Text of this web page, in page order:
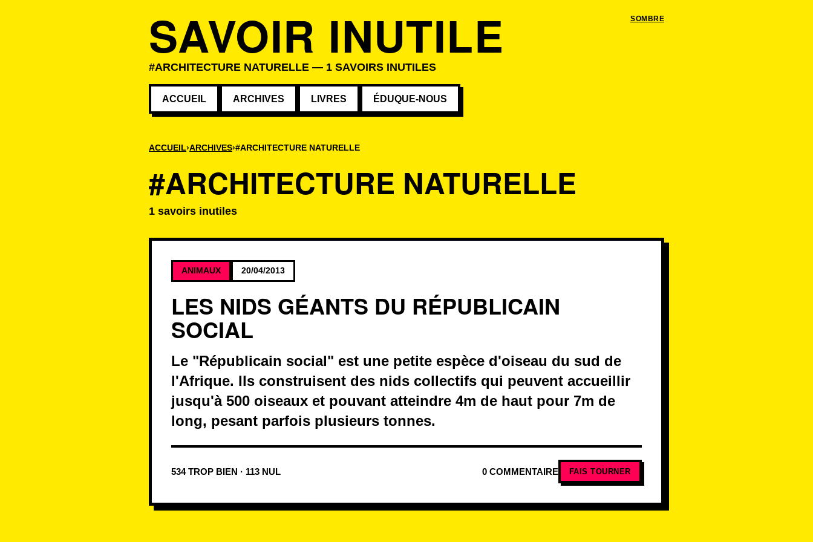
SOMBRE
SAVOIR INUTILE
#ARCHITECTURE NATURELLE — 1 SAVOIRS INUTILES
ACCUEIL ARCHIVES LIVRES ÉDUQUE-NOUS
ACCUEIL ARCHIVES #ARCHITECTURE NATURELLE
#ARCHITECTURE NATURELLE
1 savoirs inutiles
Savoirs associés au mot-clé
ANIMAUX 20/04/2013
LES NIDS GÉANTS DU RÉPUBLICAIN
SOCIAL
Le "Républicain social" est une petite espèce d'oiseau du sud de
l'Afrique. Ils construisent des nids collectifs qui peuvent accueillir
jusqu'à 500 oiseaux et pouvant atteindre 4m de haut pour 7m de
long, pesant parfois plusieurs tonnes.
534 TROP BIEN · 113 NUL 0 COMMENTAIRE FAIS TOURNER